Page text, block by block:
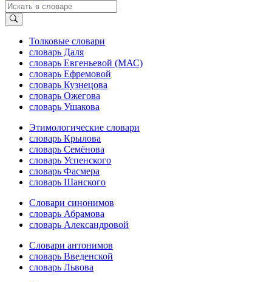
Толковые словари
словарь Даля
словарь Евгеньевой (МАС)
словарь Ефремовой
словарь Кузнецова
словарь Ожегова
словарь Ушакова
Этимологические словари
словарь Крылова
словарь Семёнова
словарь Успенского
словарь Фасмера
словарь Шанского
Словари синонимов
словарь Абрамова
словарь Александровой
Словари антонимов
словарь Введенской
словарь Львова